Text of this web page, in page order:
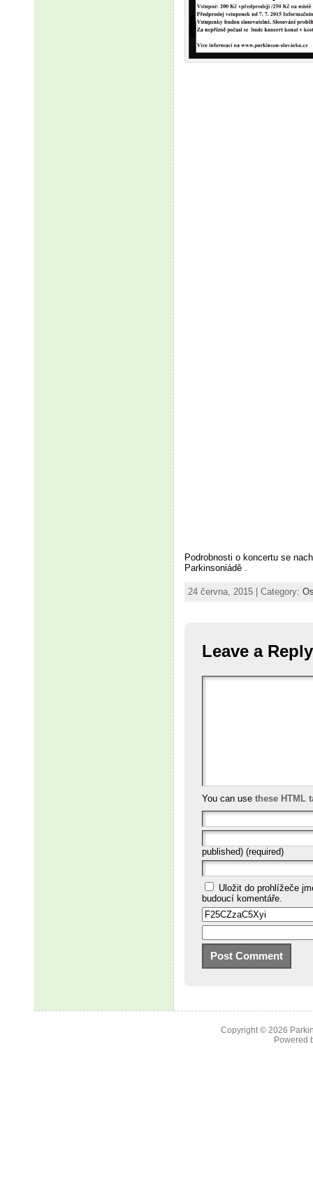
Podrobnosti o koncertu se
Parkinsoniádě .
24 června, 2015 | Category:
Leave a Reply
You can use these HTML
published) (required)
Uložit do prohlížeče
budoucí komentáře.
Copyright © 2026
Powered